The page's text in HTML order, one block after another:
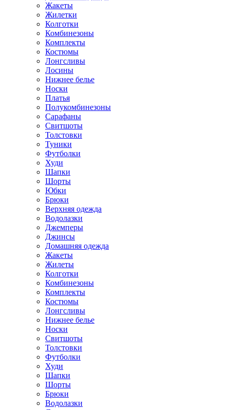
Жакеты
Жилетки
Колготки
Комбинезоны
Комплекты
Костюмы
Лонгсливы
Лосины
Нижнее белье
Носки
Платья
Полукомбинезоны
Сарафаны
Свитшоты
Толстовки
Туники
Футболки
Худи
Шапки
Шорты
Юбки
Брюки
Верхняя одежда
Водолазки
Джемперы
Джинсы
Домашняя одежда
Жакеты
Жилеты
Колготки
Комбинезоны
Комплекты
Костюмы
Лонгсливы
Нижнее белье
Носки
Свитшоты
Толстовки
Футболки
Худи
Шапки
Шорты
Брюки
Водолазки